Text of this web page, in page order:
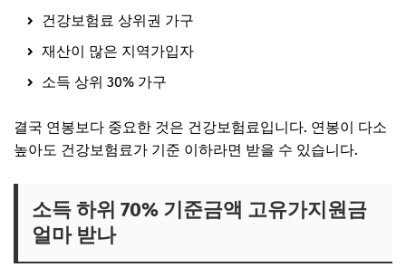
건강보험료 상위권 가구
재산이 많은 지역가입자
소득 상위 30% 가구
결국 연봉보다 중요한 것은 건강보험료입니다. 연봉이 다소
높아도 건강보험료가 기준 이하라면 받을 수 있습니다.
소득 하위 70% 기준금액 고유가지원금
얼마 받나